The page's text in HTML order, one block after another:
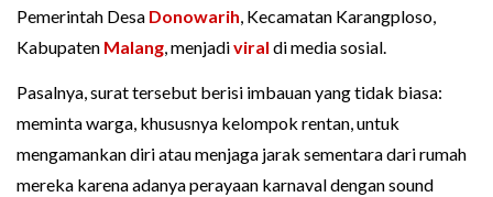
Pemerintah Desa Donowarih, Kecamatan Karangploso,
Kabupaten Malang, menjadiviral di media sosial.
Pasalnya, surat tersebut berisi imbauan yang tidak biasa:
meminta warga, khususnya kelompok rentan, untuk
mengamankan diri atau menjaga jarak sementara dari rumah
mereka karena adanya perayaan karnaval dengan sound